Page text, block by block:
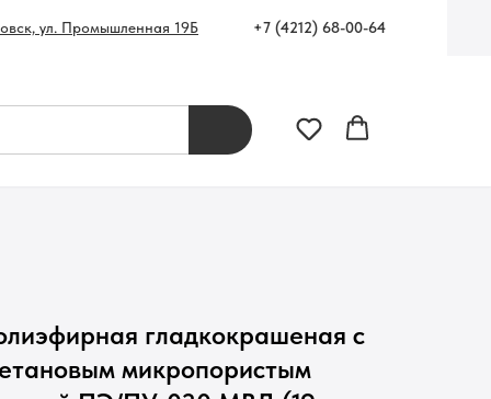
ул. Промышленная 19Б +7 (4212) 68-00-64
гладкокрашеная с
микропористым